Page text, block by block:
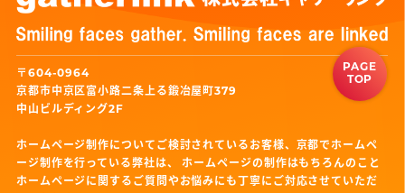
〒604-0964
京都市中京区富小路二条上る鍛冶屋町379
中山ビルディング2F
ホームページ制作についてご検討されているお客様、京都でホームペ
ージ制作を行っている弊社は、
ホームページの制作はもちろんのこと
ホームページに関するご質問やお悩みにも丁寧にご対応させていただ
PAGE
TOP